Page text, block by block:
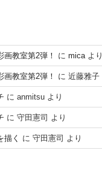
画教室第2弾！ に mica より
画教室第2弾！ に 近藤雅子
に anmitsu より
に 守田憲司 より
描く に 守田憲司 より